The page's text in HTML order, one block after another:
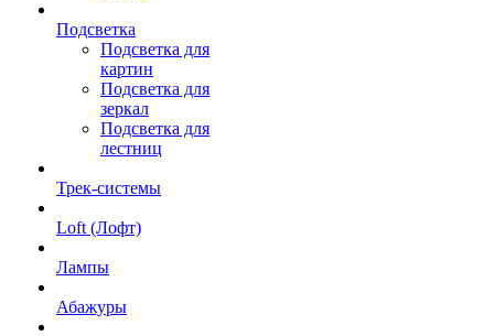
Подсветка
Подсветка для
картин
Подсветка для
зеркал
Подсветка для
лестниц
Трек-системы
Loft (Лофт)
Лампы
Абажуры